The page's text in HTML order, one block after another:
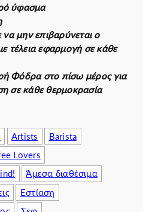
ύφασμα
να μην επιβαρύνεται ο
τέλεια εφαρμογή σε κάθε
Φόδρα στο πίσω μέρος για
σε κάθε θερμοκρασία
Artists
Barista
Lovers
Άμεσα διαθέσιμα
Εστίαση